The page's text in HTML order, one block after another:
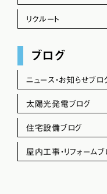
リクルート
ブログ
ニュース・お知らせブロ
太陽光発電ブログ
住宅設備ブログ
屋内工事・リフォームブ